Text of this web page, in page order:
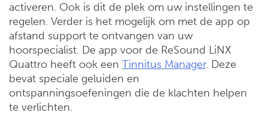
activeren. Ook is dit de plek om uw instellingen te
regelen. Verder is het mogelijk om met de app op
afstand support te ontvangen van uw
hoorspecialist. De app voor de ReSound LiNX
Quattro heeft ook een Tinnitus Manager. Deze
bevat speciale geluiden en
ontspanningsoefeningen die de klachten helpen
te verlichten.